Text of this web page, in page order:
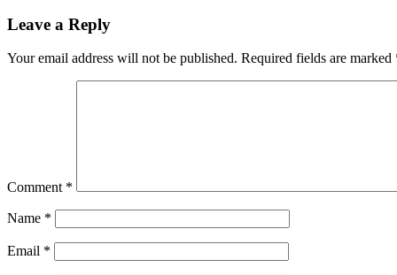
Leave a Reply
Your email address will not be published. Required fields are marked
Comment *
Name *
Email *